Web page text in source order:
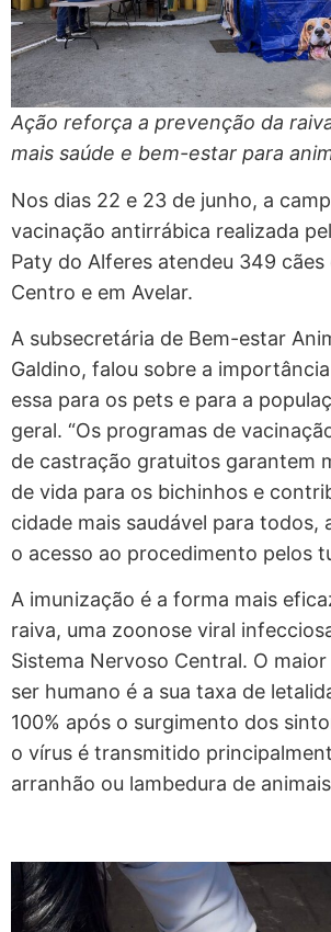
Ação reforça a prevenção da
mais saúde e bem-estar para
Nos dias 22 e 23 de junho, a
vacinação antirrábica realizada
Paty do Alferes atendeu 349 cães
Centro e em Avelar.
A subsecretária de Bem-estar
Galdino, falou sobre a
essa para os pets e para a
geral. “Os programas de
de castração gratuitos garantem
de vida para os bichinhos e
cidade mais saudável para todos,
o acesso ao procedimento pelos
A imunização é a forma mais
raiva, uma zoonose viral
Sistema Nervoso Central. O
ser humano é a sua taxa de
100% após o surgimento dos
o vírus é transmitido
arranhão ou lambedura de